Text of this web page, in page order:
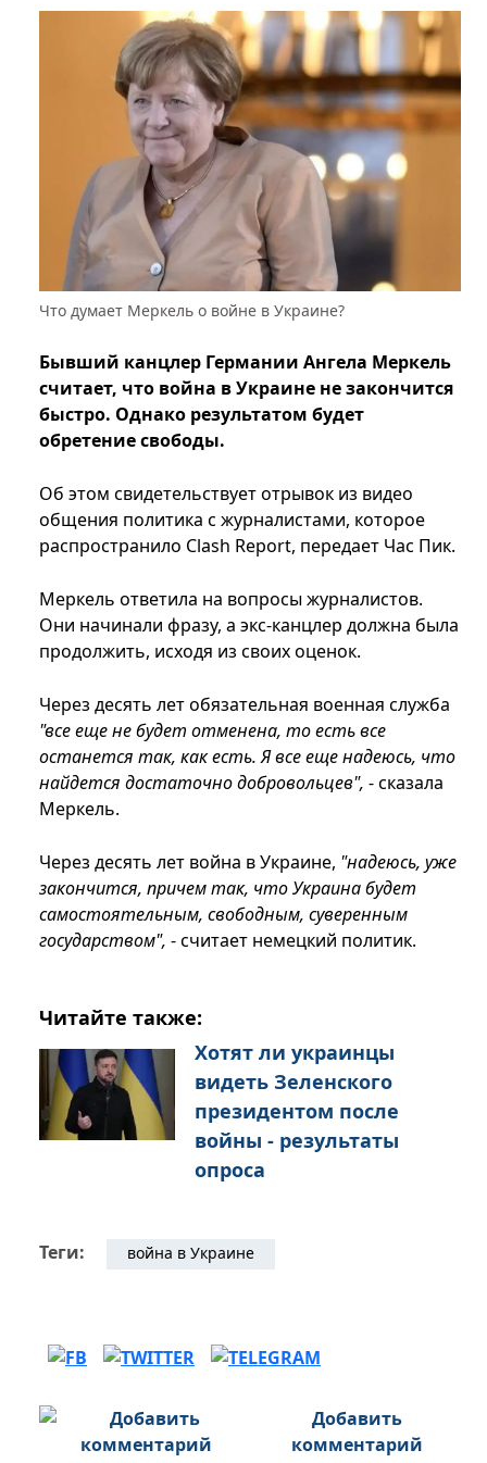
Что думает Меркель о войне в Украине?
Бывший канцлер Германии Ангела Меркель
считает, что война в Украине не закончится
быстро. Однако результатом будет
обретение свободы.
Об этом свидетельствует отрывок из видео
общения политика с журналистами, которое
распространило Clash Report, передает Час Пик.
Меркель ответила на вопросы журналистов.
Они начинали фразу, а экс-канцлер должна была
продолжить, исходя из своих оценок.
Через десять лет обязательная военная служба
"все еще не будет отменена, то есть все
останется так, как есть. Я все еще надеюсь, что
найдется достаточно добровольцев", - сказала
Меркель.
Через десять лет война в Украине, "надеюсь, уже
закончится, причем так, что Украина будет
самостоятельным, свободным, суверенным
государством", - считает немецкий политик.
Читайте также:
Хотят ли украинцы
видеть Зеленского
президентом после
войны - результаты
опроса
Теги: война в Украине
Добавить
комментарий